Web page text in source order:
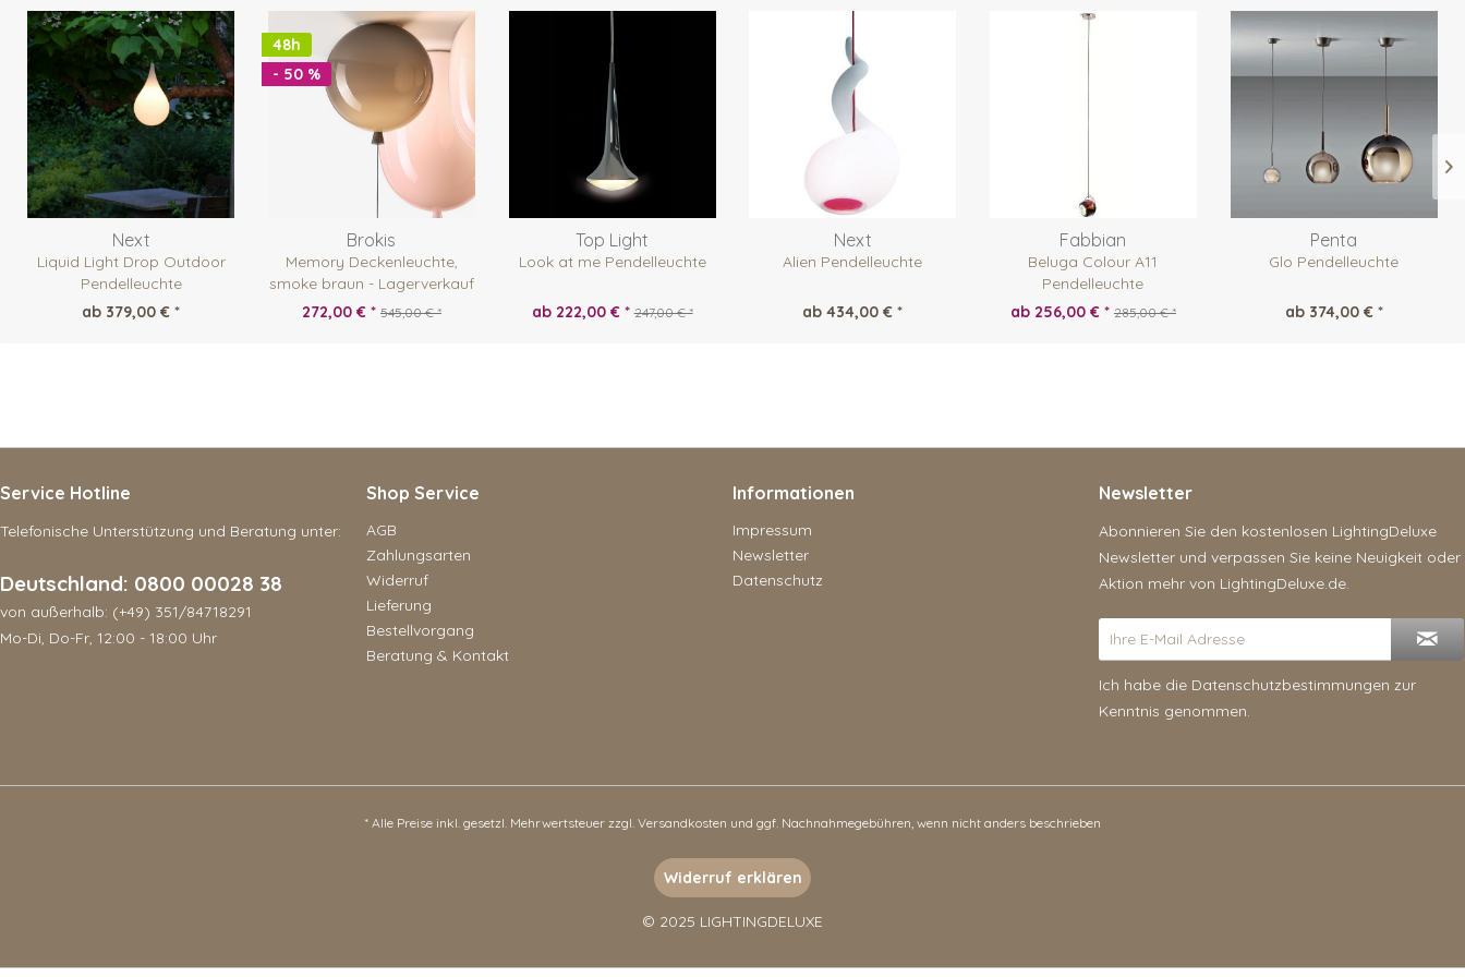
Next
Liquid Light Drop Outdoor
Pendelleuchte
ab 379,00 € *
48h
- 50 %
Brokis
Memory Deckenleuchte,
smoke braun - Lagerverkauf
272,00 € * 545,00 € *
Top Light
Look at me Pendelleuchte
ab 222,00 € * 247,00 € *
Next
Alien Pendelleuchte
ab 434,00 € *
Fabbian
Beluga Colour A11
Pendelleuchte
ab 256,00 € * 285,00 € *
Penta
Glo Pendelleuchte
ab 374,00 € *
Service Hotline
Telefonische Unterstützung und Beratung unter:
Deutschland: 0800 00028 38
von außerhalb: (+49) 351/84718291
Mo-Di, Do-Fr, 12:00 - 18:00 Uhr
Shop Service
AGB
Zahlungsarten
Widerruf
Lieferung
Bestellvorgang
Beratung & Kontakt
Informationen
Impressum
Newsletter
Datenschutz
Newsletter
Abonnieren Sie den kostenlosen LightingDeluxe
Newsletter und verpassen Sie keine Neuigkeit oder
Aktion mehr von LightingDeluxe.de.
Ich habe die Datenschutzbestimmungen zur
Kenntnis genommen.
* Alle Preise inkl. gesetzl. Mehrwertsteuer zzgl. Versandkosten und ggf. Nachnahmegebühren, wenn nicht anders beschrieben
Widerruf erklären
© 2025 LIGHTINGDELUXE